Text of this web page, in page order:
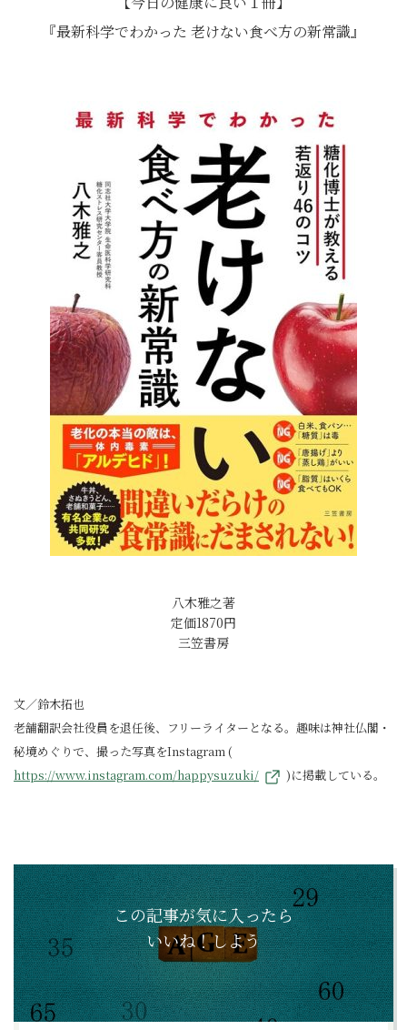
『最新科学でわかった 老けない食べ方の新常識』
八木雅之著
定価1870円
三笠書房
文／鈴木拓也
老舗翻訳会社役員を退任後、フリーライターとなる。趣味は神社仏閣・
秘境めぐりで、撮った写真をInstagram (
https://www.instagram.com/happysuzuki/
)に掲載している。
この記事が気に入ったら
いいね！しよう